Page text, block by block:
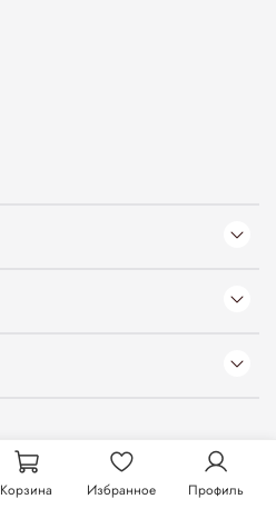
Корзина Избранное Профиль